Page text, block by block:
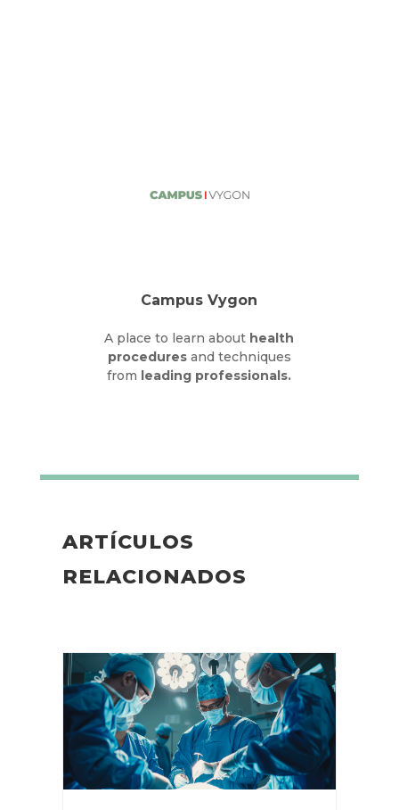
Campus Vygon
A place to learn about health
proceduresand techniques
from leading professionals.
ARTÍCULOS
RELACIONADOS